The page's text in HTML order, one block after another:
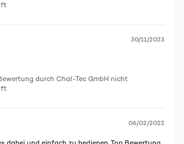
30/11/2023
durch Chal-Tec GmbH nicht
06/02/2022